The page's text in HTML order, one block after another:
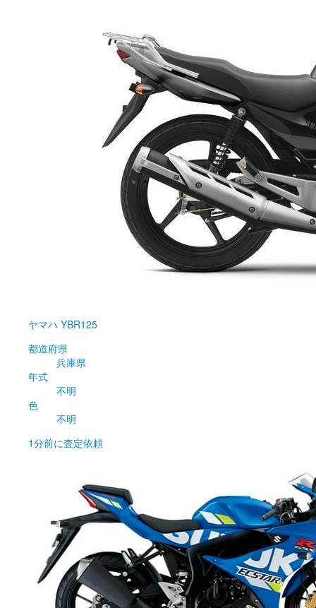
ヤマハ YBR125
都道府県
兵庫県
年式
不明
色
不明
1分前に査定依頼